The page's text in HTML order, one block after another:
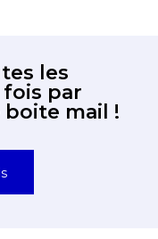
les
par
mail !